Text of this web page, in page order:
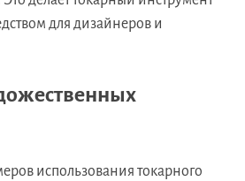
для дизайнеров и
использования токарного